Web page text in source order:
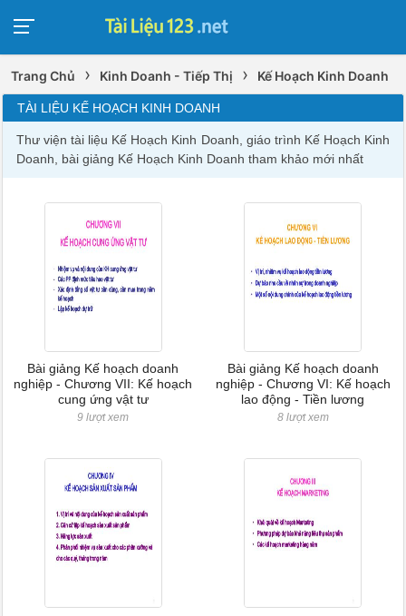
Trang Chủ › Kinh Doanh - Tiếp Thị › Kế Hoạch Kinh Doanh
TÀI LIỆU KẾ HOẠCH KINH DOANH
Thư viện tài liệu Kế Hoạch Kinh Doanh, giáo trình Kế Hoạch Kinh
Doanh, bài giảng Kế Hoạch Kinh Doanh tham khảo mới nhất
Bài giảng Kế hoạch doanh
nghiệp - Chương VII: Kế hoạch
cung ứng vật tư
9 lượt xem
Bài giảng Kế hoạch doanh
nghiệp - Chương VI: Kế hoạch
lao động - Tiền lương
8 lượt xem